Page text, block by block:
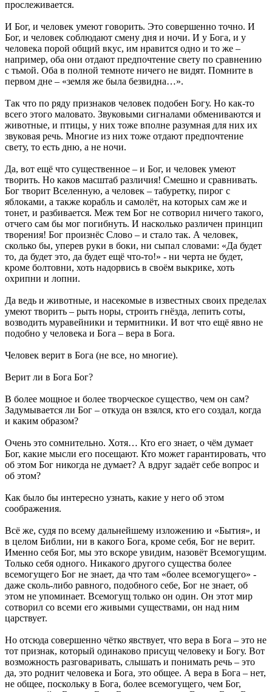
прослеживается.
И Бог, и человек умеют говорить. Это совершенно точно. И
Бог, и человек соблюдают смену дня и ночи. И у Бога, и у
человека порой общий вкус, им нравится одно и то же –
например, оба они отдают предпочтение свету по сравнению
с тьмой. Оба в полной темноте ничего не видят. Помните в
первом дне – «земля же была безвидна…».
Так что по ряду признаков человек подобен Богу. Но как-то
всего этого маловато. Звуковыми сигналами обмениваются и
животные, и птицы, у них тоже вполне разумная для них их
звуковая речь. Многие из них тоже отдают предпочтение
свету, то есть дню, а не ночи.
Да, вот ещё что существенное – и Бог, и человек умеют
творить. Но каков масштаб различия! Смешно и сравнивать.
Бог творит Вселенную, а человек – табуретку, пирог с
яблоками, а также корабль и самолёт, на которых сам же и
тонет, и разбивается. Меж тем Бог не сотворил ничего такого,
отчего сам бы мог погибнуть. И насколько различен принцип
творения! Бог произнёс Слово – и стало так. А человек,
сколько бы, уперев руки в боки, ни сыпал словами: «Да будет
то, да будет это, да будет ещё что-то!» - ни черта не будет,
кроме болтовни, хоть надорвись в своём выкрике, хоть
охрипни и лопни.
Да ведь и животные, и насекомые в известных своих пределах
умеют творить – рыть норы, строить гнёзда, лепить соты,
возводить муравейники и термитники. И вот что ещё явно не
подобно у человека и Бога – вера в Бога.
Человек верит в Бога (не все, но многие).
Верит ли в Бога Бог?
В более мощное и более творческое существо, чем он сам?
Задумывается ли Бог – откуда он взялся, кто его создал, когда
и каким образом?
Очень это сомнительно. Хотя… Кто его знает, о чём думает
Бог, какие мысли его посещают. Кто может гарантировать, что
об этом Бог никогда не думает? А вдруг задаёт себе вопрос и
об этом?
Как было бы интересно узнать, какие у него об этом
соображения.
Всё же, судя по всему дальнейшему изложению и «Бытия», и
в целом Библии, ни в какого Бога, кроме себя, Бог не верит.
Именно себя Бог, мы это вскоре увидим, назовёт Всемогущим.
Только себя одного. Никакого другого существа более
всемогущего Бог не знает, да что там «более всемогущего» -
даже сколь-либо равного, подобного себе, Бог не знает, об
этом не упоминает. Всемогущ только он один. Он этот мир
сотворил со всеми его живыми существами, он над ним
царствует.
Но отсюда совершенно чётко явствует, что вера в Бога – это не
тот признак, который одинаково присущ человеку и Богу. Вот
возможность разговаривать, слышать и понимать речь – это
да, это роднит человека и Бога, это общее. А вера в Бога – нет,
не общее, поскольку в Бога, более всемогущего, чем Бог,